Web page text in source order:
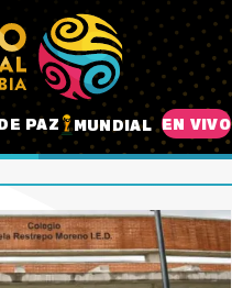
PAZ MUNDIAL EN VIVO